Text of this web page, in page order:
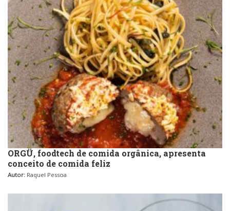
Self-service
Sobremesas e sorvetes
ORGÜ, foodtech de comida orgânica, apresenta
conceito de comida feliz
Autor: Raquel Pessoa